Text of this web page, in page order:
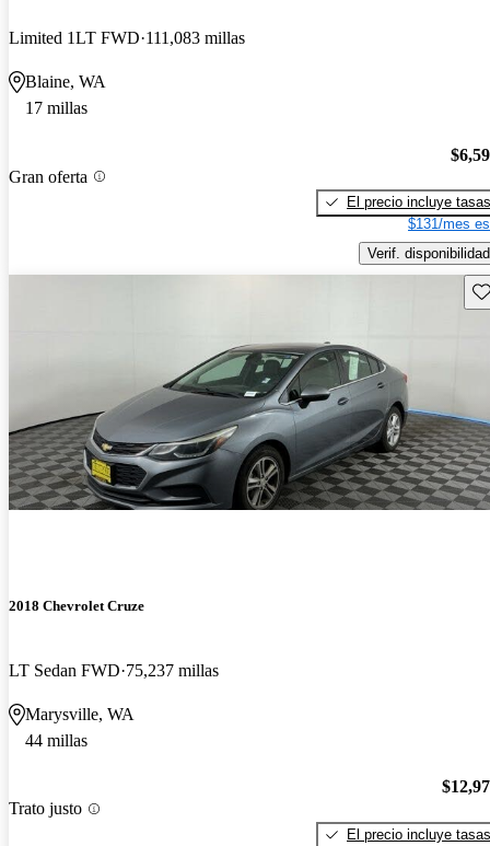
Limited 1LT FWD 111,083 millas
Blaine, WA
17 millas
Gran oferta
El precio incluye tasas
$131/mes
Verif. disponibilidad
2018 Chevrolet Cruze
LT Sedan FWD 75,237 millas
Marysville, WA
44 millas
Trato justo
El precio incluye tasas